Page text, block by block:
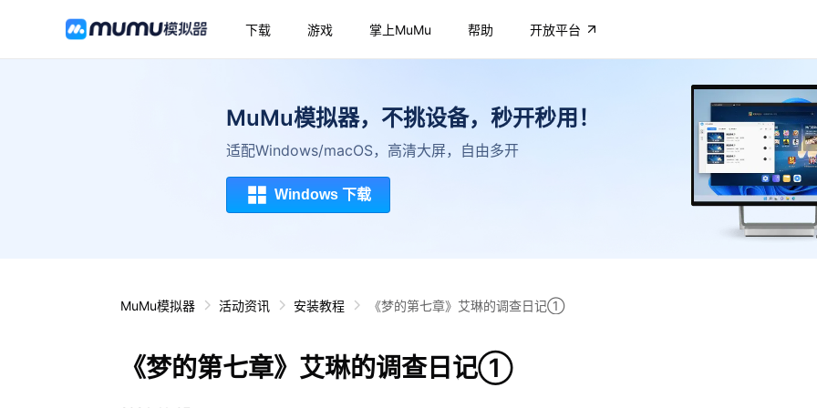
下载 游戏 掌上MuMu 帮助 开放平台
MuMu模拟器，不挑设备，秒开秒用！
适配Windows/macOS，高清大屏，自由多开
Windows 下载
MuMu模拟器 活动资讯 安装教程 《梦的第七章》艾琳的调查日记①
《梦的第七章》艾琳的调查日记①